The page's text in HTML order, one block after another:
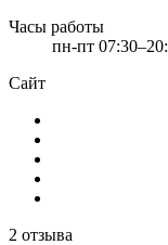
Часы работы
пн-пт
Сайт
2 отзыва